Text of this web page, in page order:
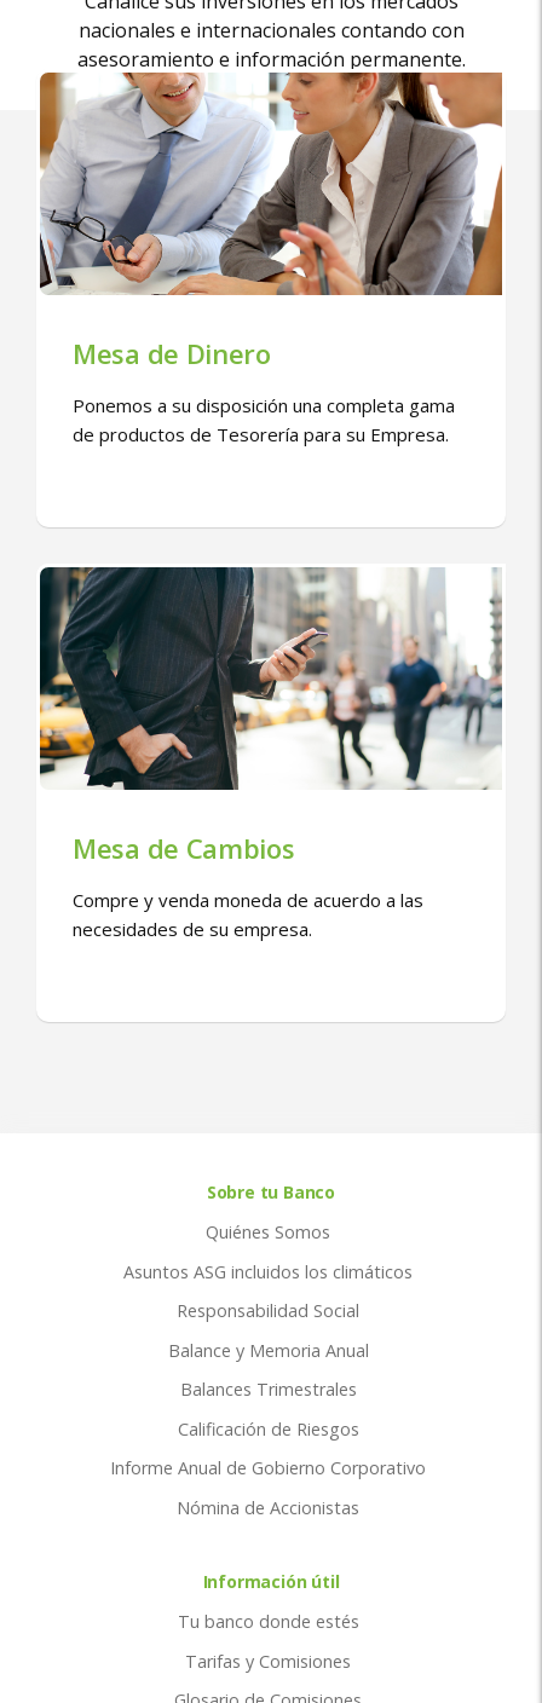
nacionales e internacionales contando con
asesoramiento e información permanente.
Mesa de Dinero
Ponemos a su disposición una completa gama
de productos de Tesorería para su Empresa.
Mesa de Cambios
Compre y venda moneda de acuerdo a las
necesidades de su empresa.
Sobre tu Banco
Quiénes Somos
Asuntos ASG incluidos los climáticos
Responsabilidad Social
Balance y Memoria Anual
Balances Trimestrales
Calificación de Riesgos
Informe Anual de Gobierno Corporativo
Nómina de Accionistas
Información útil
Tu banco donde estés
Tarifas y Comisiones